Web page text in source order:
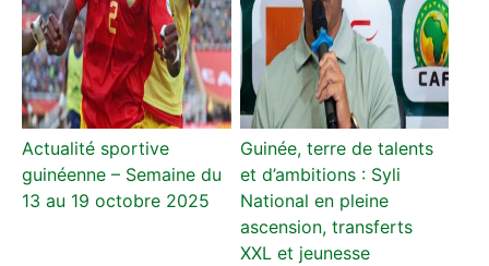
Actualité sportive
guinéenne – Semaine du
13 au 19 octobre 2025
Guinée, terre de talents
et d’ambitions : Syli
National en pleine
ascension, transferts
XXL et jeunesse